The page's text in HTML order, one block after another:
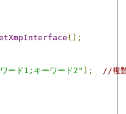
();
ード1;キーワード2" ); //複